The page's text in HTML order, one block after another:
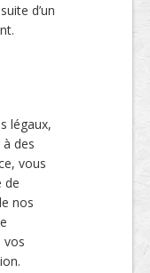
d’un
légaux,
des
vous
de
nos
vos